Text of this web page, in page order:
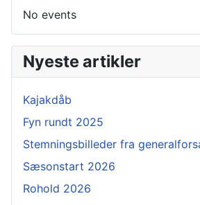
No events
Nyeste artikler
Kajakdåb
Fyn rundt 2025
Stemningsbilleder fra
Sæsonstart 2026
Rohold 2026